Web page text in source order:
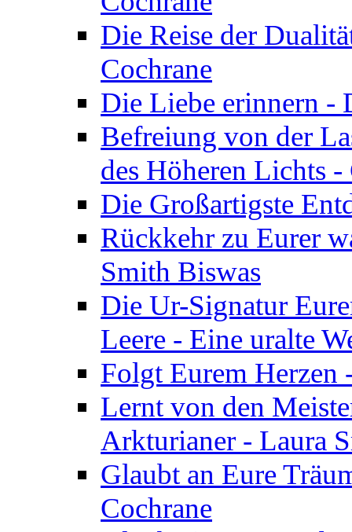
Die Reise der
Cochrane
Die Liebe erinnern -
Befreiung von der
des Höheren Lichts
Die Großartigste
Rückkehr zu Eurer
Smith Biswas
Die Ur-Signatur
Leere - Eine uralte
Folgt Eurem
Lernt von den
Arkturianer - Laura
Glaubt an Eure
Cochrane